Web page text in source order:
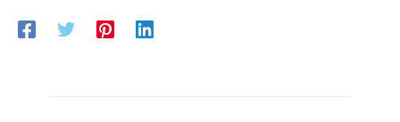
moment d'attacher votre bambin - les sangles intérieures se